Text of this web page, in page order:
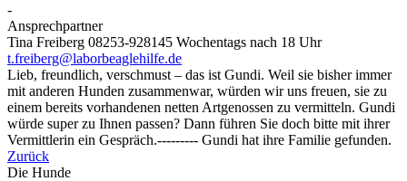
-
Ansprechpartner
Tina Freiberg 08253-928145 Wochentags nach 18 Uhr
t.freiberg@laborbeaglehilfe.de
Lieb, freundlich, verschmust – das ist Gundi. Weil sie bisher immer
mit anderen Hunden zusammenwar, würden wir uns freuen, sie zu
einem bereits vorhandenen netten Artgenossen zu vermitteln. Gundi
würde super zu Ihnen passen? Dann führen Sie doch bitte mit ihrer
Vermittlerin ein Gespräch.--------- Gundi hat ihre Familie gefunden.
Zurück
Die Hunde